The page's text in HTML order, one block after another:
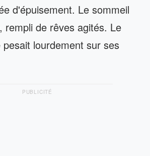
d'épuisement. Le sommeil
rempli de rêves agités. Le
pesait lourdement sur ses
PUBLICITÉ